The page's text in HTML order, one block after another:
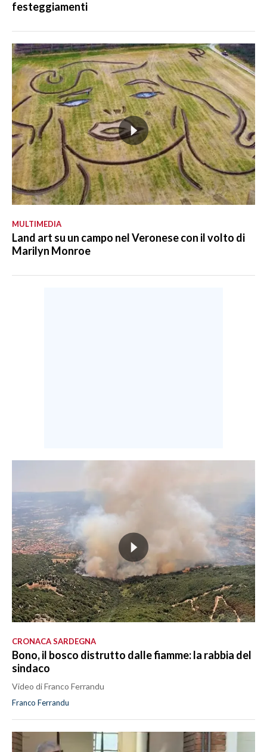
festeggiamenti
MULTIMEDIA
Land art su un campo nel Veronese con il volto di
Marilyn Monroe
CRONACA SARDEGNA
Bono, il bosco distrutto dalle fiamme: la rabbia del
sindaco
Video di Franco Ferrandu
Franco Ferrandu